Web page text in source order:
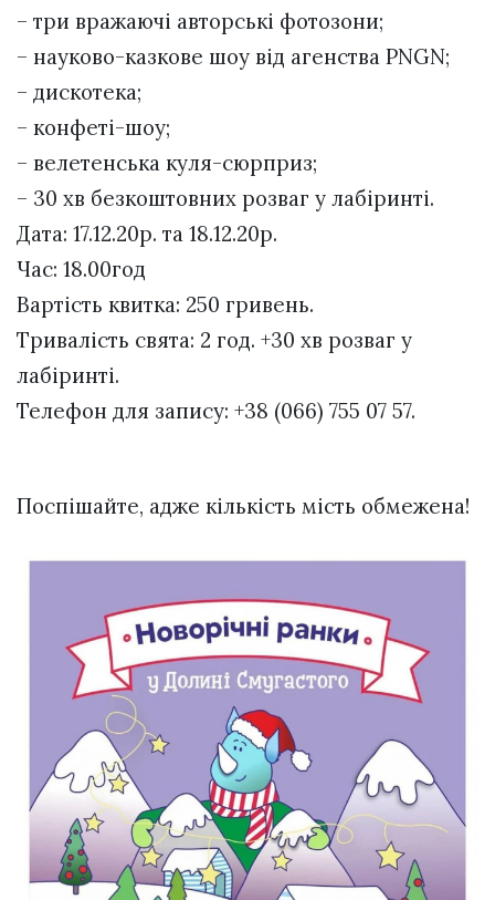
– три вражаючі авторські фотозони;
– науково-казкове шоу від агенства PNGN;
– дискотека;
– конфеті-шоу;
– велетенська куля-сюрприз;
– 30 хв безкоштовних розваг у лабіринті.
Дата: 17.12.20р. та 18.12.20р.
Час: 18.00год
Вартість квитка: 250 гривень.
Тривалість свята: 2 год. +30 хв розваг у
лабіринті.
Телефон для запису: +38 (066) 755 07 57.
Поспішайте, адже кількість мість обмежена!